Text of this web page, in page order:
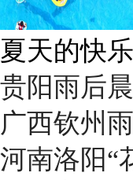
广西南宁
贵阳雨后
广西钦州
河南洛阳“